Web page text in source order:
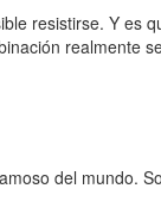
resistirse. Y es
realmente
del mundo.